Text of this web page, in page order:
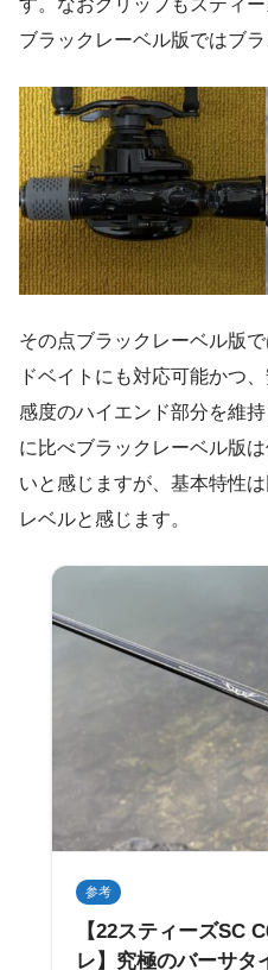
ブラックレーベル版ではブ
その点ブラックレーベル版
ドベイトにも対応可能かつ
感度のハイエンド部分を維
に比べブラックレーベル版
いと感じますが、基本特性
レベルと感じます。
参考
【22スティーズSC
レ】究極のバーサタ